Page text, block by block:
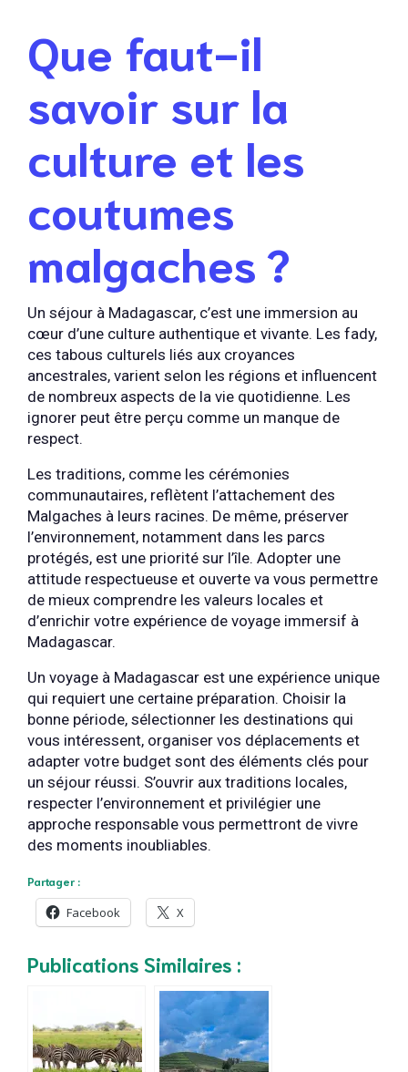
Que faut-il
savoir sur la
culture et les
coutumes
malgaches ?
Un séjour à Madagascar, c’est une immersion au
cœur d’une culture authentique et vivante. Les fady,
ces tabous culturels liés aux croyances
ancestrales, varient selon les régions et influencent
de nombreux aspects de la vie quotidienne. Les
ignorer peut être perçu comme un manque de
respect.
Les traditions, comme les cérémonies
communautaires, reflètent l’attachement des
Malgaches à leurs racines. De même, préserver
l’environnement, notamment dans les parcs
protégés, est une priorité sur l’île. Adopter une
attitude respectueuse et ouverte va vous permettre
de mieux comprendre les valeurs locales et
d’enrichir votre expérience de voyage immersif à
Madagascar.
Un voyage à Madagascar est une expérience unique
qui requiert une certaine préparation. Choisir la
bonne période, sélectionner les destinations qui
vous intéressent, organiser vos déplacements et
adapter votre budget sont des éléments clés pour
un séjour réussi. S’ouvrir aux traditions locales,
respecter l’environnement et privilégier une
approche responsable vous permettront de vivre
des moments inoubliables.
Partager :
Facebook X
Publications Similaires :